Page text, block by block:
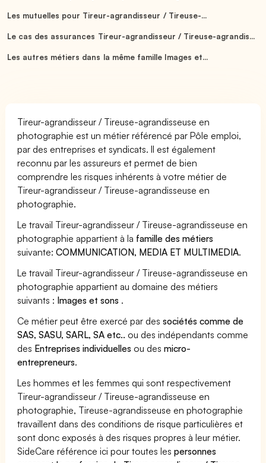
Les mutuelles pour Tireur-agrandisseur / Tireuse-...
Le cas des assurances Tireur-agrandisseur / Tireuse-agrandis...
Les autres métiers dans la même famille Images et...
Tireur-agrandisseur / Tireuse-agrandisseuse en
photographie est un métier référencé par Pôle emploi,
par des entreprises et syndicats. Il est également
reconnu par les assureurs et permet de bien
comprendre les risques inhérents à votre métier de
Tireur-agrandisseur / Tireuse-agrandisseuse en
photographie.
Le travail Tireur-agrandisseur / Tireuse-agrandisseuse en
photographie appartient à la famille des métiers
suivante:COMMUNICATION, MEDIA ET MULTIMEDIA.
Le travail Tireur-agrandisseur / Tireuse-agrandisseuse en
photographie appartient au domaine des métiers
suivants : Images et sons .
Ce métier peut être exercé par dessociétés comme de
SAS, SASU, SARL, SA etc.. ou des indépendants comme
des Entreprises individuelles ou desmicro-
entrepreneurs.
Les hommes et les femmes qui sont respectivement
Tireur-agrandisseur / Tireuse-agrandisseuse en
photographie, Tireuse-agrandisseuse en photographie
travaillent dans des conditions de risque particulières et
sont donc exposés à des risques propres à leur métier.
SideCare référence ici pour toutes lespersonnes